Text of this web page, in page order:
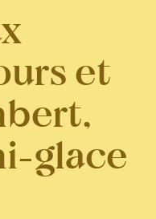
et
glace